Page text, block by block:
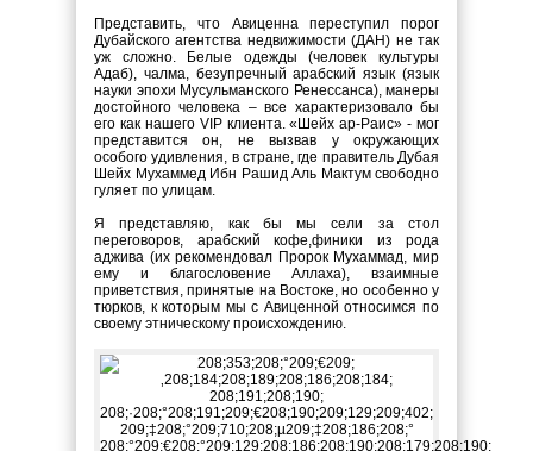
Представить, что Авиценна переступил порог
Дубайского агентства недвижимости (ДАН) не так
уж сложно. Белые одежды (человек культуры
Адаб), чалма, безупречный арабский язык (язык
науки эпохи Мусульманского Ренессанса), манеры
достойного человека – все характеризовало бы
его как нашего VIP клиента. «Шейх ар-Раис» - мог
представится он, не вызвав у окружающих
особого удивления, в стране, где правитель Дубая
Шейх Мухаммед Ибн Рашид Аль Мактум свободно
гуляет по улицам.
Я представляю, как бы мы сели за стол
переговоров, арабский кофе,финики из рода
аджива (их рекомендовал Пророк Мухаммад, мир
ему и благословение Аллаха), взаимные
приветствия, принятые на Востоке, но особенно у
тюрков, к которым мы с Авиценной относимся по
своему этническому происхождению.